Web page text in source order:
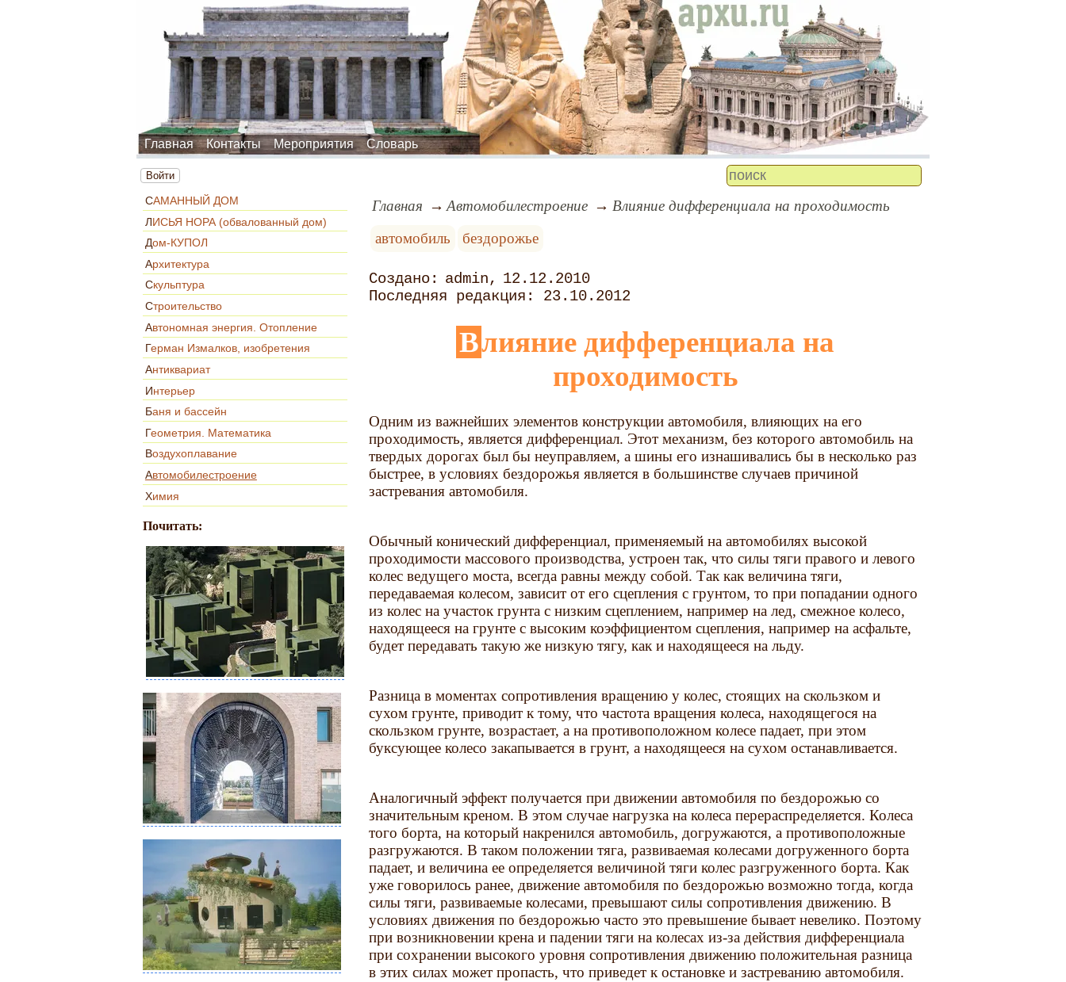
Главная Контакты Мероприятия Словарь
Войти
САМАННЫЙ ДОМ
ЛИСЬЯ НОРА (обвалованный дом)
Дом-КУПОЛ
Архитектура
Скульптура
Строительство
Автономная энергия. Отопление
Герман Измалков, изобретения
Антиквариат
Интерьер
Баня и бассейн
Геометрия. Математика
Воздухоплавание
Автомобилестроение
Химия
Почитать:
Главная Автомобилестроение
Влияние дифференциала на проходимость
автомобиль
бездорожье
admin
12.12.2010
23.10.2012
Влияние дифференциала на
проходимость
Одним из важнейших элементов конструкции автомобиля, влияющих на его
проходимость, является дифференциал. Этот механизм, без которого автомобиль на
твердых дорогах был бы неуправляем, а шины его изнашивались бы в несколько раз
быстрее, в условиях бездорожья является в большинстве случаев причиной
застревания автомобиля.
Обычный конический дифференциал, применяемый на автомобилях высокой
проходимости массового производства, устроен так, что силы тяги правого и левого
колес ведущего моста, всегда равны между собой. Так как величина тяги,
передаваемая колесом, зависит от его сцепления с грунтом, то при попадании одного
из колес на участок грунта с низким сцеплением, например на лед, смежное колесо,
находящееся на грунте с высоким коэффициентом сцепления, например на асфальте,
будет передавать такую же низкую тягу, как и находящееся на льду.
Разница в моментах сопротивления вращению у колес, стоящих на скользком и
сухом грунте, приводит к тому, что частота вращения колеса, находящегося на
скользком грунте, возрастает, а на противоположном колесе падает, при этом
буксующее колесо закапывается в грунт, а находящееся на сухом останавливается.
Аналогичный эффект получается при движении автомобиля по бездорожью со
значительным креном. В этом случае нагрузка на колеса перераспределяется. Колеса
того борта, на который накренился автомобиль, догружаются, а противоположные
разгружаются. В таком положении тяга, развиваемая колесами догруженного борта
падает, и величина ее определяется величиной тяги колес разгруженного борта. Как
уже говорилось ранее, движение автомобиля по бездорожью возможно тогда, когда
силы тяги, развиваемые колесами, превышают силы сопротивления движению. В
условиях движения по бездорожью часто это превышение бывает невелико. Поэтому
при возникновении крена и падении тяги на колесах из-за действия дифференциала
при сохранении высокого уровня сопротивления движению положительная разница
в этих силах может пропасть, что приведет к остановке и застреванию автомобиля.